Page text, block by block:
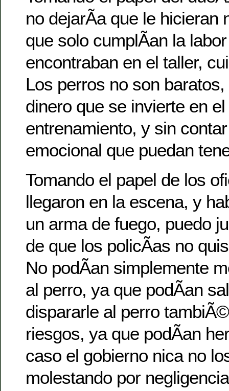
no dejarÃ­a que le hicieran
que solo cumplÃ­an la
encontraban en el taller,
Los perros no son
dinero que se invierte en
entrenamiento, y sin
emocional que puedan
Tomando el papel de los
llegaron en la escena, y
un arma de fuego, puedo
de que los policÃ­as no
No podÃ­an simplemente
al perro, ya que podÃ­an
dispararle al perro
riesgos, ya que podÃ­an
caso el gobierno nica no
molestando por